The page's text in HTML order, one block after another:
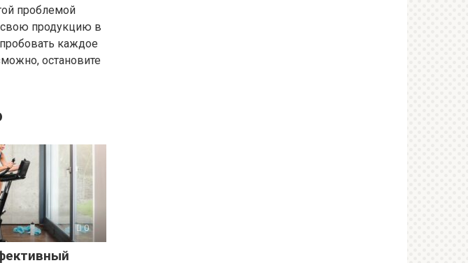
проблемой
свою продукцию в
каждое
остановите
0